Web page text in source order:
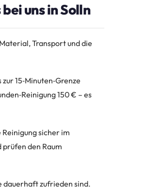
uns in Solln
Transport und die
15‑Minuten‑Grenze
150 € – es
sicher im
den Raum
dauerhaft zufrieden sind.